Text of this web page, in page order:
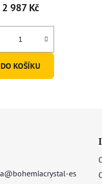
2 987 Kč
DO KOŠÍKU
@bohemiacrystal-es